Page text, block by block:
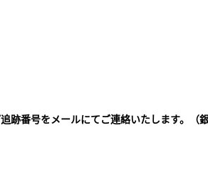
跡番号をメールにてご連絡いたします。（